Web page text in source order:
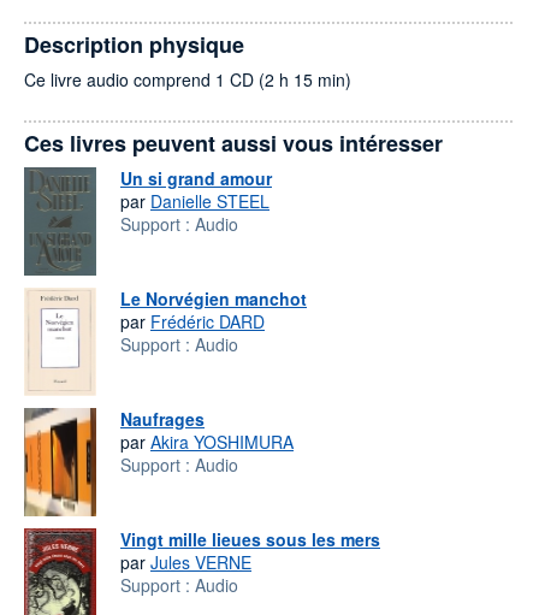
Description physique
Ce livre audio comprend 1 CD (2 h 15 min)
Ces livres peuvent aussi vous intéresser
Un si grand amour
par Danielle STEEL
Support : Audio
Le Norvégien manchot
par Frédéric DARD
Support : Audio
Naufrages
par Akira YOSHIMURA
Support : Audio
Vingt mille lieues sous les mers
par Jules VERNE
Support : Audio